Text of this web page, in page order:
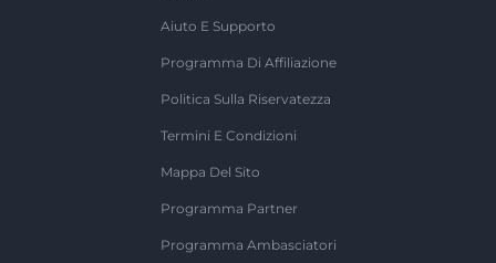
Aiuto E Supporto
Programma Di Affiliazione
Politica Sulla Riservatezza
Termini E Condizioni
Mappa Del Sito
Programma Partner
Programma Ambasciatori